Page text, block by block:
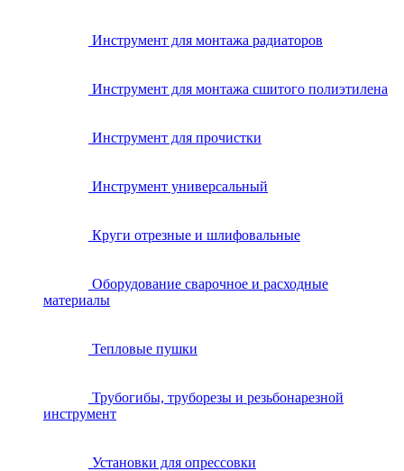
Инструмент для монтажа радиаторов
Инструмент для монтажа сшитого полиэтилена
Инструмент для прочистки
Инструмент универсальный
Круги отрезные и шлифовальные
Оборудование сварочное и расходные
материалы
Тепловые пушки
Трубогибы, труборезы и резьбонарезной
инструмент
Установки для опрессовки